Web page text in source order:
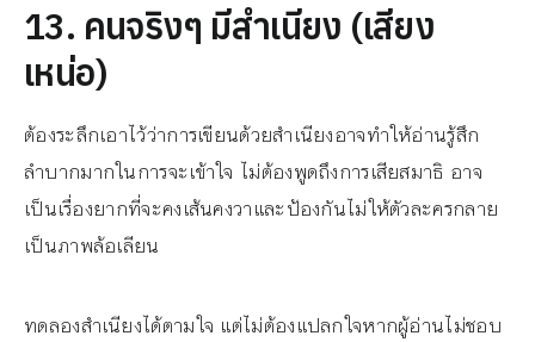
13. คนจริงๆ มีสำเนียง (เสียง
เหน่อ)
ต้องระลึกเอาไว้ว่าการเขียนด้วยสำเนียงอาจทำให้อ่านรู้สึก
ลำบากมากในการจะเข้าใจ ไม่ต้องพูดถึงการเสียสมาธิ อาจ
เป็นเรื่องยากที่จะคงเส้นคงวาและป้องกันไม่ให้ตัวละครกลาย
เป็นภาพล้อเลียน
ทดลองสำเนียงได้ตามใจ แต่ไม่ต้องแปลกใจหากผู้อ่านไม่ชอบ